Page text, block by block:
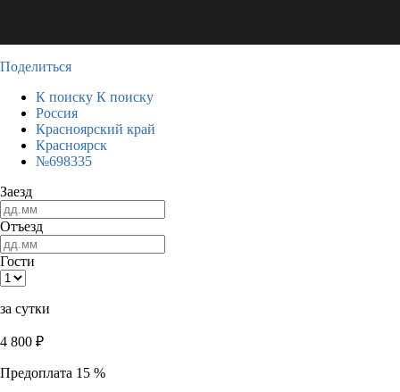
Поделиться
К поиску К поиску
Россия
Красноярский край
Красноярск
№698335
Заезд
Отъезд
Гости
за сутки
4 800 ₽
Предоплата 15 %